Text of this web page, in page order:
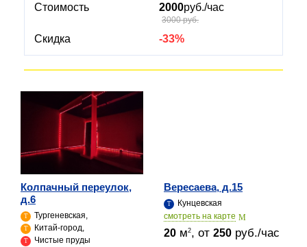
2000руб./час
3000 руб.
-33%
Колпачный переулок,
д.6
Тургеневская,
Китай-город,
Чистые пруды
Вересаева, д.15
Кунцевская
cмотреть на карте
20 м2, от 250 руб./час